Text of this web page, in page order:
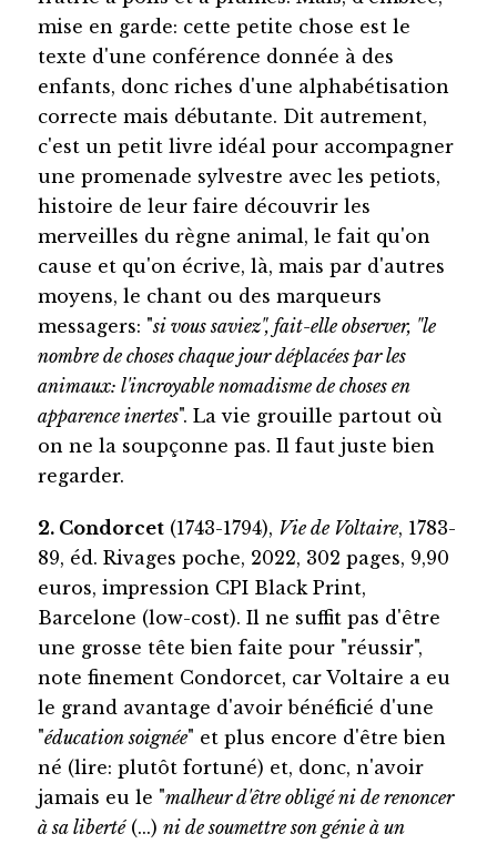
mise en garde: cette petite chose est le
texte d'une conférence donnée à des
enfants, donc riches d'une alphabétisation
correcte mais débutante. Dit autrement,
c'est un petit livre idéal pour accompagner
une promenade sylvestre avec les petiots,
histoire de leur faire découvrir les
merveilles du règne animal, le fait qu'on
cause et qu'on écrive, là, mais par d'autres
moyens, le chant ou des marqueurs
messagers: "si vous saviez", fait-elle observer, "le
nombre de choses chaque jour déplacées par les
animaux: l'incroyable nomadisme de choses en
apparence inertes". La vie grouille partout où
on ne la soupçonne pas. Il faut juste bien
regarder.
2. Condorcet(1743-1794), Vie de Voltaire, 1783-
89, éd. Rivages poche, 2022, 302 pages, 9,90
euros, impression CPI Black Print,
Barcelone (low-cost). Il ne suffit pas d'être
une grosse tête bien faite pour "réussir",
note finement Condorcet, car Voltaire a eu
le grand avantage d'avoir bénéficié d'une
"éducation soignée" et plus encore d'être bien
né (lire: plutôt fortuné) et, donc, n'avoir
jamais eu le "malheur d'être obligé ni de renoncer
à sa liberté(...) ni de soumettre son génie à un